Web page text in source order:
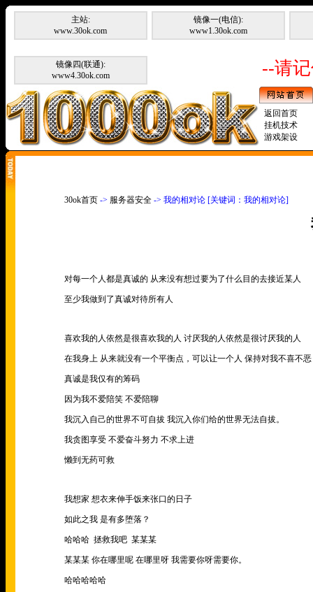
主站:
www.30ok.com
镜像一(电信):
www1.30ok.com
镜像四(联通):
www4.30ok.com
--请
返回首页
挂机技术
游戏架设
30ok首页 -> 服务器安全 -> 我的相对论 [关键词：我的相对论]
对每一个人都是真诚的 从来没有想过要为了什么目的去接近某人
至少我做到了真诚对待所有人
喜欢我的人依然是很喜欢我的人 讨厌我的人依然是很讨厌我的人
在我身上 从来就没有一个平衡点，可以让一个人 保持对我不喜不恶
真诚是我仅有的筹码
因为我不爱陪笑 不爱陪聊
我沉入自己的世界不可自拔 我沉入你们给的世界无法自拔。
我贪图享受 不爱奋斗努力 不求上进
懒到无药可救
我想家 想衣来伸手饭来张口的日子
如此之我 是有多堕落？
哈哈哈 拯救我吧 某某某
某某某 你在哪里呢 在哪里呀 我需要你呀需要你。
哈哈哈哈哈